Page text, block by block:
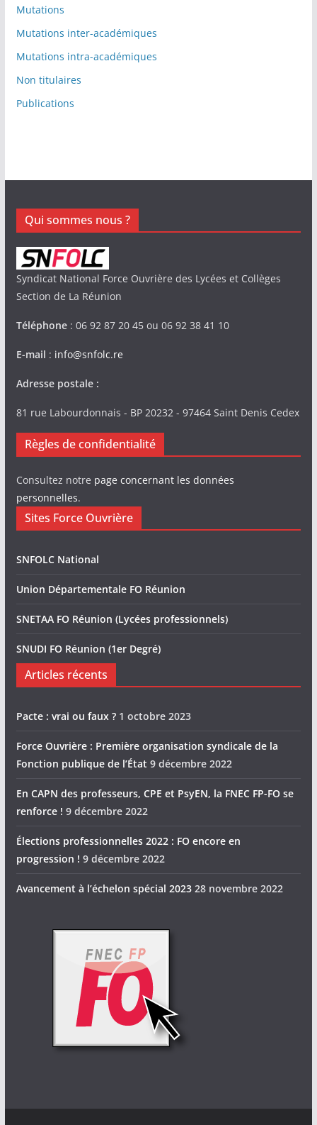
Mutations
Mutations inter-académiques
Mutations intra-académiques
Non titulaires
Publications
Qui sommes nous ?
Syndicat National Force Ouvrière des Lycées et Collèges
Section de La Réunion
Téléphone: 06 92 87 20 45 ou 06 92 38 41 10
E-mail : info@snfolc.re
Adresse postale :
81 rue Labourdonnais - BP 20232 - 97464 Saint Denis Cedex
Règles de confidentialité
Consultez notre page concernant les données
personnelles.
Sites Force Ouvrière
SNFOLC National
Union Départementale FO Réunion
SNETAA FO Réunion (Lycées professionnels)
SNUDI FO Réunion (1er Degré)
Articles récents
Pacte : vrai ou faux ? 1 octobre 2023
Force Ouvrière : Première organisation syndicale de la
Fonction publique de l’État 9 décembre 2022
En CAPN des professeurs, CPE et PsyEN, la FNEC FP-FO se
renforce ! 9 décembre 2022
Élections professionnelles 2022 : FO encore en
progression ! 9 décembre 2022
Avancement à l’échelon spécial 2023 28 novembre 2022